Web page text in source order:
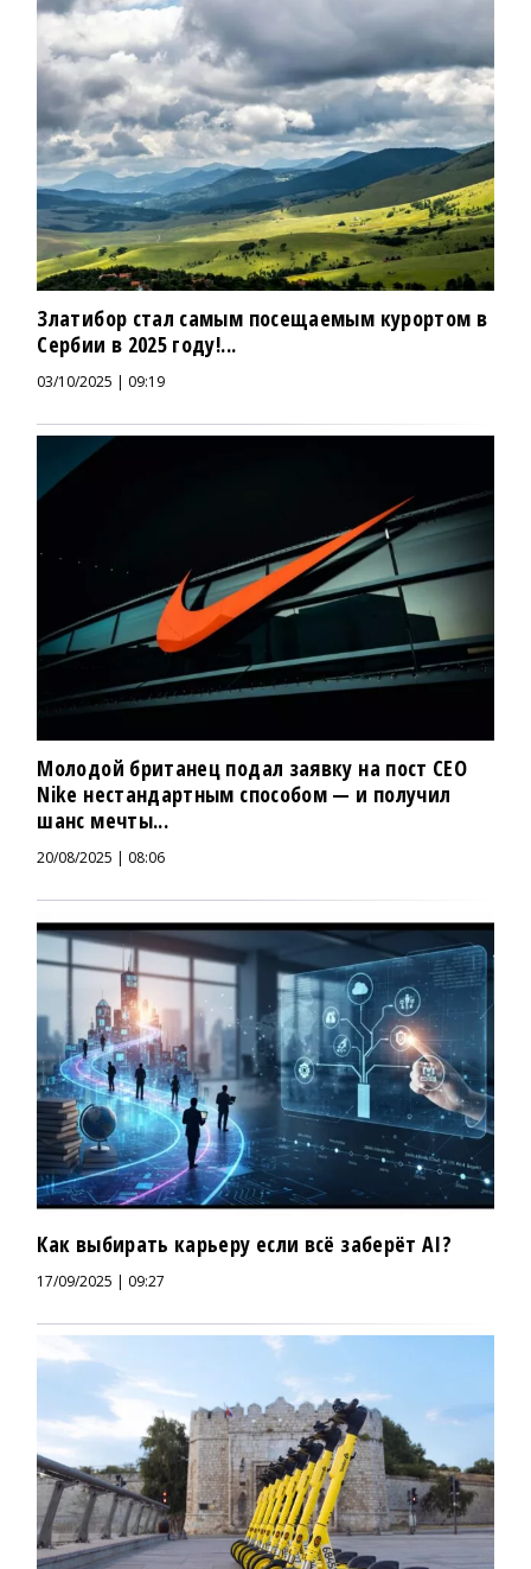
Златибор стал самым посещаемым курортом в
Сербии в 2025 году!...
03/10/2025 | 09:19
Молодой британец подал заявку на пост CEO
Nike нестандартным способом — и получил
шанс мечты...
20/08/2025 | 08:06
Как выбирать карьеру если всё заберёт AI?
17/09/2025 | 09:27